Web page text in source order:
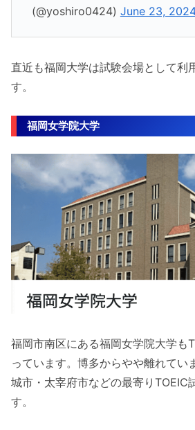
(@yoshiro0424) June 23,
直近も福岡大学は試験会場として利
す。
福岡女学院大学
福岡市南区にある福岡女学院大学も
っています。博多からやや離れてい
城市・太宰府市などの最寄りTOEIC
す。